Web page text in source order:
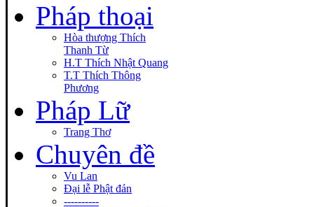
Pháp thoại
Hòa thượng Thích
Thanh Từ
H.T Thích Nhật Quang
T.T Thích Thông
Phương
Pháp Lữ
Trang Thơ
Chuyên đề
Vu Lan
Đại lễ Phật đản
----------